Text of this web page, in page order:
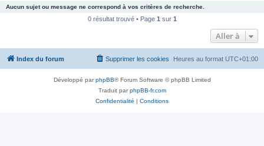
c
e
Aucun sujet ou message ne correspond à vos critères de recherche.
0 résultat trouvé • Page 1 sur 1
Aller à
Index du forum Heures au format UTC+01:00
Supprimer les cookies
Développé parphpBB® Forum Software © phpBB Limited
Traduit parphpBB-fr.com
Confidentialité | Conditions